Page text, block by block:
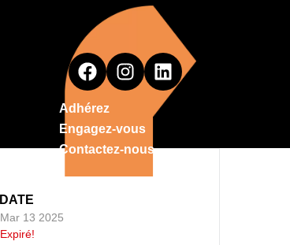
Adhérez
Engagez-vous
Contactez-nous
DATE
Mar 13 2025
Expiré!